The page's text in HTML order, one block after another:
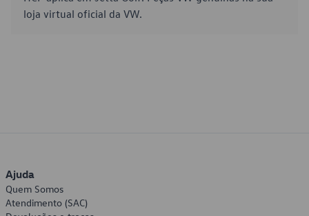
loja virtual oficial da VW.
Ajuda
Quem Somos
Atendimento (SAC)